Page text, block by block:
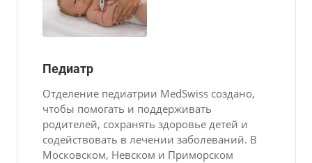
Педиатр
Отделение педиатрии MedSwiss создано,
чтобы помогать и поддерживать
родителей, сохранять здоровье детей и
содействовать в лечении заболеваний. В
Московском, Невском и Приморском